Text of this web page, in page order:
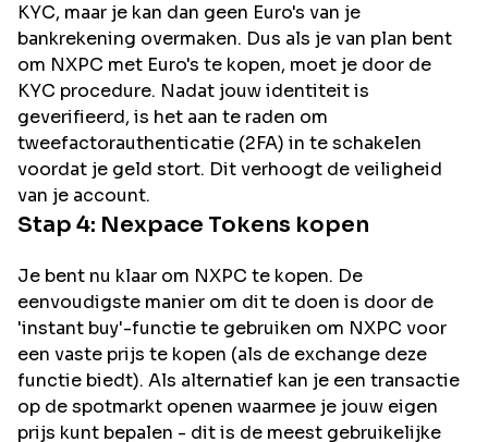
KYC, maar je kan dan geen Euro's van je
bankrekening overmaken. Dus als je van plan bent
om NXPC met Euro's te kopen, moet je door de
KYC procedure. Nadat jouw identiteit is
geverifieerd, is het aan te raden om
tweefactorauthenticatie (2FA) in te schakelen
voordat je geld stort. Dit verhoogt de veiligheid
van je account.
Stap 4: Nexpace Tokens kopen
Je bent nu klaar om NXPC te kopen. De
eenvoudigste manier om dit te doen is door de
'instant buy'-functie te gebruiken om NXPC voor
een vaste prijs te kopen (als de exchange deze
functie biedt). Als alternatief kan je een transactie
op de spotmarkt openen waarmee je jouw eigen
prijs kunt bepalen - dit is de meest gebruikelijke